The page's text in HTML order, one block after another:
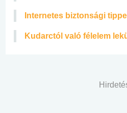
Internetes biztonsági
Kudarctól való félelem